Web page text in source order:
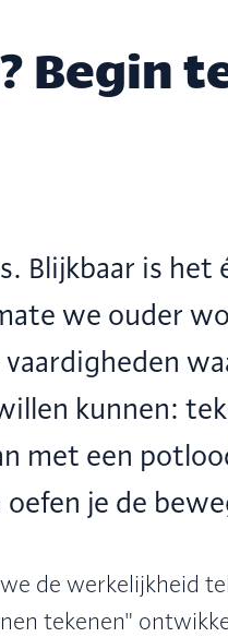
Begin
Blijkbaar is het
we ouder
kunnen:
met een
je de
de werkelijkheid
tekenen"